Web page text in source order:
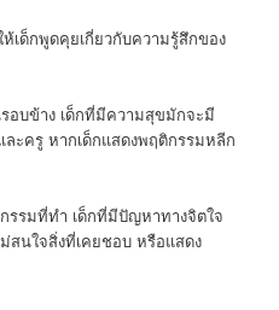
เด็กพูดคุยเกี่ยวกับความรู้สึกของ
อบข้าง เด็กที่มีความสุขมักจะมี
ะครู หากเด็กแสดงพฤติกรรมหลีก
รรมที่ทำ เด็กที่มีปัญหาทางจิตใจ
สนใจสิ่งที่เคยชอบ หรือแสดง